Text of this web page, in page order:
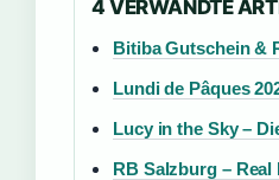
4 VERWANDTE
Bitiba Gutschein &
Lundi de Pâques
Lucy in the Sky –
RB Salzburg –